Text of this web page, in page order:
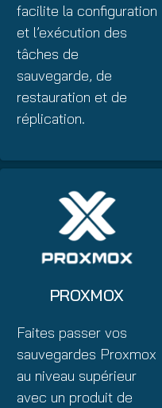
facilite la configuration
et l’exécution des
tâches de
sauvegarde, de
restauration et de
réplication.
PROXMOX
Faites passer vos
sauvegardes Proxmox
au niveau supérieur
avec un produit de